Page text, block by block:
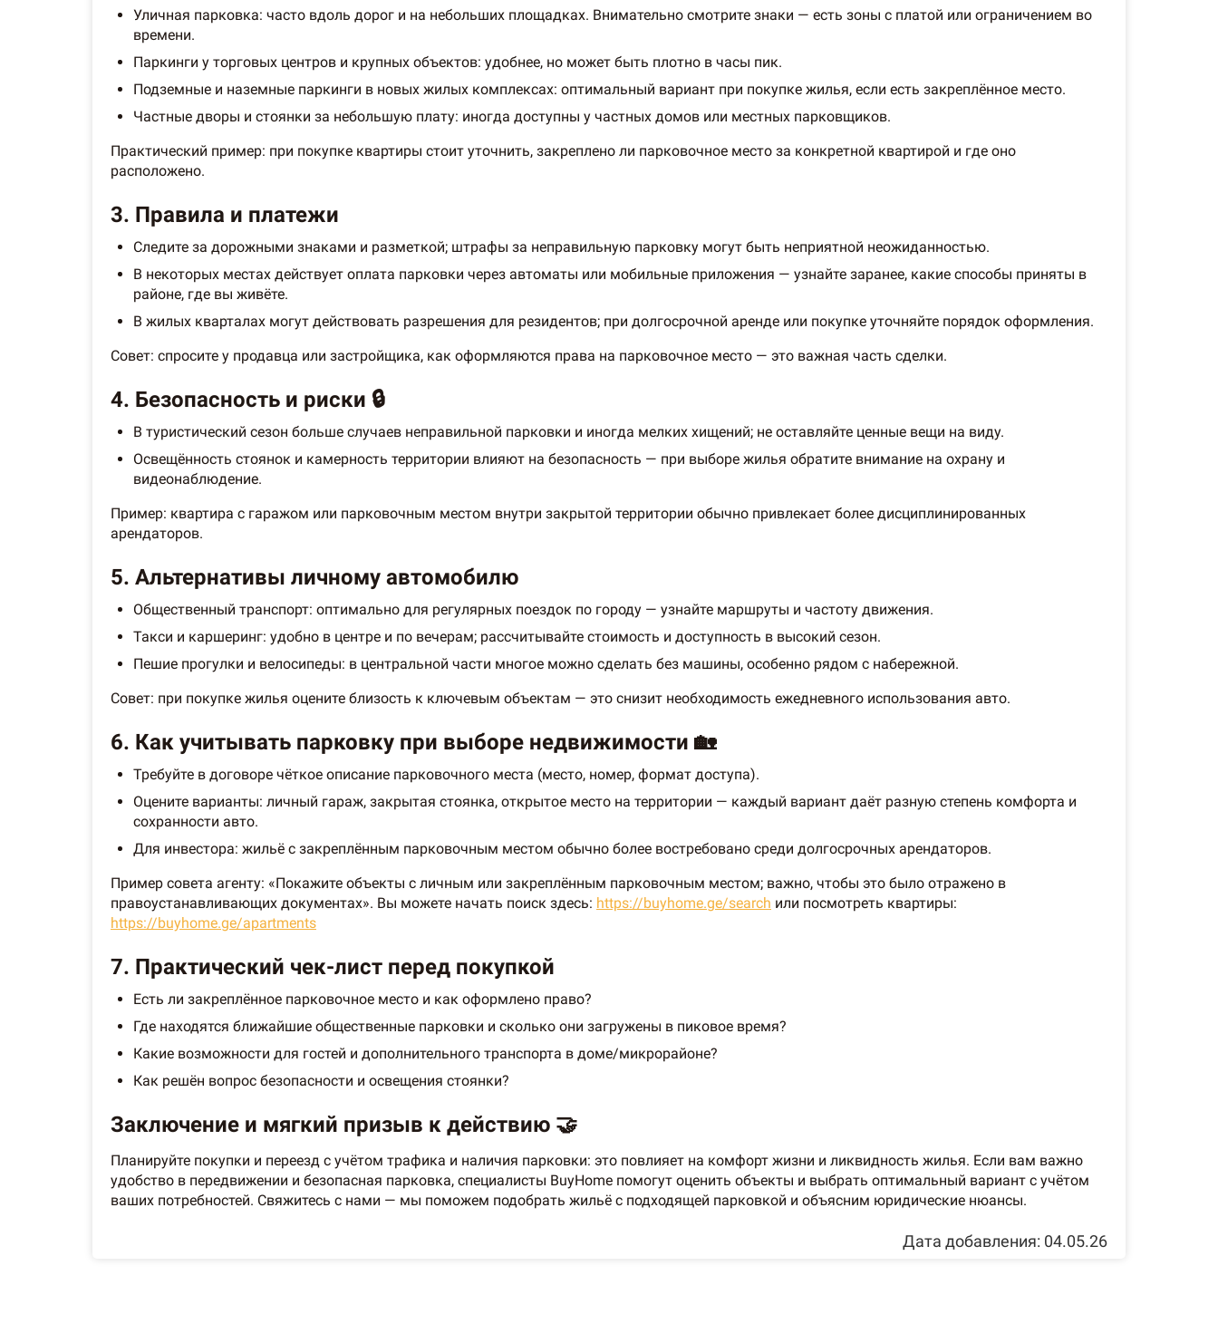
Уличная парковка: часто вдоль дорог и на небольших площадках. Внимательно смотрите знаки — есть зоны с платой или ограничением во
времени.
Паркинги у торговых центров и крупных объектов: удобнее, но может быть плотно в часы пик.
Подземные и наземные паркинги в новых жилых комплексах: оптимальный вариант при покупке жилья, если есть закреплённое место.
Частные дворы и стоянки за небольшую плату: иногда доступны у частных домов или местных парковщиков.
Практический пример: при покупке квартиры стоит уточнить, закреплено ли парковочное место за конкретной квартирой и где оно
расположено.
3. Правила и платежи
Следите за дорожными знаками и разметкой; штрафы за неправильную парковку могут быть неприятной неожиданностью.
В некоторых местах действует оплата парковки через автоматы или мобильные приложения — узнайте заранее, какие способы приняты в
районе, где вы живёте.
В жилых кварталах могут действовать разрешения для резидентов; при долгосрочной аренде или покупке уточняйте порядок оформления.
Совет: спросите у продавца или застройщика, как оформляются права на парковочное место — это важная часть сделки.
4. Безопасность и риски 🔒
В туристический сезон больше случаев неправильной парковки и иногда мелких хищений; не оставляйте ценные вещи на виду.
Освещённость стоянок и камерность территории влияют на безопасность — при выборе жилья обратите внимание на охрану и
видеонаблюдение.
Пример: квартира с гаражом или парковочным местом внутри закрытой территории обычно привлекает более дисциплинированных
арендаторов.
5. Альтернативы личному автомобилю
Общественный транспорт: оптимально для регулярных поездок по городу — узнайте маршруты и частоту движения.
Такси и каршеринг: удобно в центре и по вечерам; рассчитывайте стоимость и доступность в высокий сезон.
Пешие прогулки и велосипеды: в центральной части многое можно сделать без машины, особенно рядом с набережной.
Совет: при покупке жилья оцените близость к ключевым объектам — это снизит необходимость ежедневного использования авто.
6. Как учитывать парковку при выборе недвижимости 🏡
Требуйте в договоре чёткое описание парковочного места (место, номер, формат доступа).
Оцените варианты: личный гараж, закрытая стоянка, открытое место на территории — каждый вариант даёт разную степень комфорта и
сохранности авто.
Для инвестора: жильё с закреплённым парковочным местом обычно более востребовано среди долгосрочных арендаторов.
Пример совета агенту: «Покажите объекты с личным или закреплённым парковочным местом; важно, чтобы это было отражено в
правоустанавливающих документах». Вы можете начать поиск здесь: https://buyhome.ge/search или посмотреть квартиры:
https://buyhome.ge/apartments
7. Практический чек-лист перед покупкой
Есть ли закреплённое парковочное место и как оформлено право?
Где находятся ближайшие общественные парковки и сколько они загружены в пиковое время?
Какие возможности для гостей и дополнительного транспорта в доме/микрорайоне?
Как решён вопрос безопасности и освещения стоянки?
Заключение и мягкий призыв к действию 🤝
Планируйте покупки и переезд с учётом трафика и наличия парковки: это повлияет на комфорт жизни и ликвидность жилья. Если вам важно
удобство в передвижении и безопасная парковка, специалисты BuyHome помогут оценить объекты и выбрать оптимальный вариант с учётом
ваших потребностей. Свяжитесь с нами — мы поможем подобрать жильё с подходящей парковкой и объясним юридические нюансы.
Дата добавления: 04.05.26